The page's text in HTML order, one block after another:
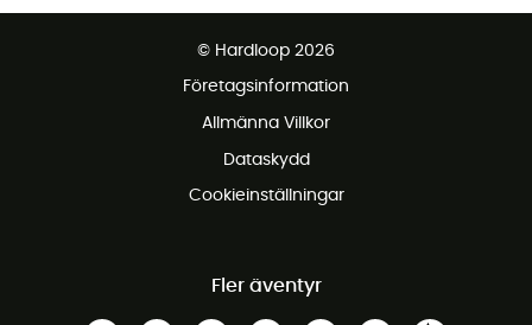
Gratis retur inom 100 dagar
© Hardloop 2026
Företagsinformation
Allmänna Villkor
Dataskydd
Cookieinställningar
Fler äventyr